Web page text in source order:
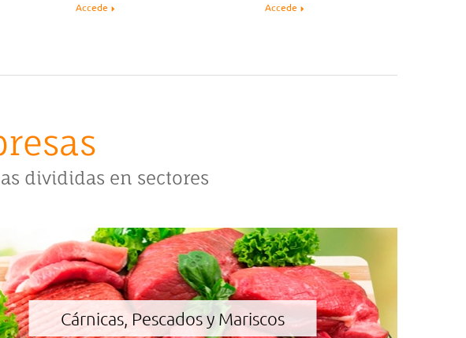
Accede
Accede
divididas en sectores
Cárnicas, Pescados y Mariscos